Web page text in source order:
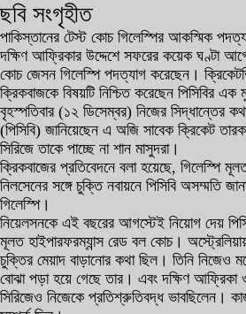
ছবি সংগৃহীত
পাকিস্তানের টেস্ট কোচ গিলেস্পির আকস্মিক
দক্ষিণ আফ্রিকার উদ্দেশে সফরের কয়েক ঘণ্টা
কোচ জেসন গিলেস্পি পদত্যাগ করেছেন।
ক্রিকবাজকে বিষয়টি নিশ্চিত করেছেন পিসিবির এক
বৃহস্পতিবার (১২ ডিসেম্বর) নিজের সিদ্ধান্তের
(পিসিবি) জানিয়েছেন এ অজি সাবেক ক্রিকেট
সিরিজে তাকে পাচ্ছে না শান মাসুদরা।
ক্রিকবাজের প্রতিবেদনে বলা হয়েছে, গিলেস্পি
নিলসেনের সঙ্গে চুক্তি নবায়নে পিসিবি অসম্মতি
গিলেস্পি।
নিয়েলসনকে এই বছরের আগস্টেই নিয়োগ দেয়
মূলত হাইপারফরম্যান্স রেড বল কোচ।
চুক্তির মেয়াদ বাড়ানোর কথা ছিল। তিনি নিজেও
বোঝা পড়া হয়ে গেছে তার। এবং দক্ষিণ আফ্রিকা
সিরিজেও নিজেকে প্রতিশ্রুতিবদ্ধ ভাবছিলেন।